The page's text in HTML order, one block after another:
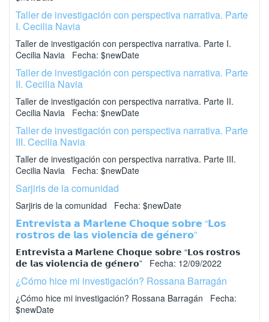
Taller de investigación con perspectiva narrativa. Parte
I. Cecilia Navia
Taller de investigación con perspectiva narrativa. Parte I.
Cecilia Navia Fecha: $newDate
Taller de investigación con perspectiva narrativa. Parte
II. Cecilia Navia
Taller de investigación con perspectiva narrativa. Parte II.
Cecilia Navia Fecha: $newDate
Taller de investigación con perspectiva narrativa. Parte
III. Cecilia Navia
Taller de investigación con perspectiva narrativa. Parte III.
Cecilia Navia Fecha: $newDate
Sarjiris de la comunidad
Sarjiris de la comunidad Fecha: $newDate
𝗘𝗻𝘁𝗿𝗲𝘃𝗶𝘀𝘁𝗮 𝗮 𝗠𝗮𝗿𝗹𝗲𝗻𝗲 𝗖𝗵𝗼𝗾𝘂𝗲 𝘀𝗼𝗯𝗿𝗲 “𝗟𝗼𝘀
𝗿𝗼𝘀𝘁𝗿𝗼𝘀 𝗱𝗲 𝗹𝗮𝘀 𝘃𝗶𝗼𝗹𝗲𝗻𝗰𝗶𝗮 𝗱𝗲 𝗴𝗲́𝗻𝗲𝗿𝗼”
𝗘𝗻𝘁𝗿𝗲𝘃𝗶𝘀𝘁𝗮 𝗮 𝗠𝗮𝗿𝗹𝗲𝗻𝗲 𝗖𝗵𝗼𝗾𝘂𝗲 𝘀𝗼𝗯𝗿𝗲 “𝗟𝗼𝘀 𝗿𝗼𝘀𝘁𝗿𝗼𝘀
𝗱𝗲 𝗹𝗮𝘀 𝘃𝗶𝗼𝗹𝗲𝗻𝗰𝗶𝗮 𝗱𝗲 𝗴𝗲́𝗻𝗲𝗿𝗼” Fecha: 12/09/2022
¿Cómo hice mi investigación? Rossana Barragán
¿Cómo hice mi investigación? Rossana Barragán Fecha:
$newDate